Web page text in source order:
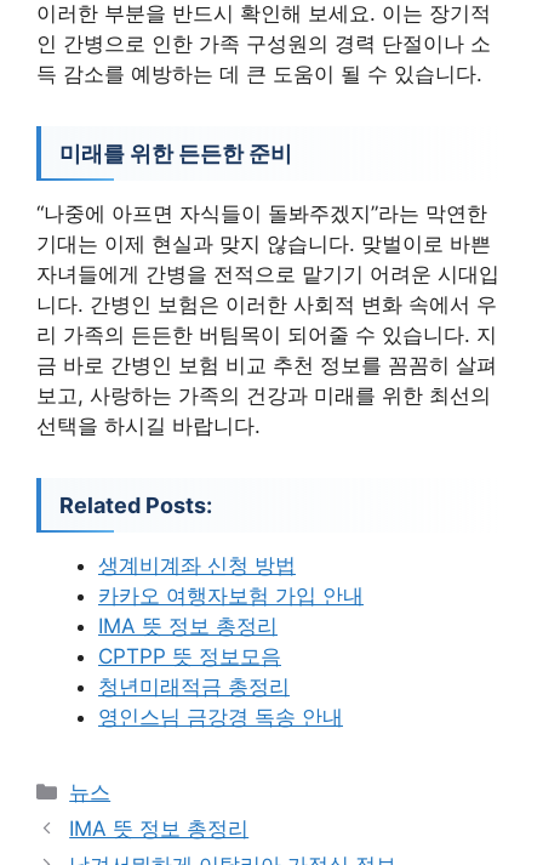
이러한 부분을 반드시 확인해 보세요. 이는 장기적
인 간병으로 인한 가족 구성원의 경력 단절이나 소
득 감소를 예방하는 데 큰 도움이 될 수 있습니다.
미래를 위한 든든한 준비
“나중에 아프면 자식들이 돌봐주겠지”라는 막연한
기대는 이제 현실과 맞지 않습니다. 맞벌이로 바쁜
자녀들에게 간병을 전적으로 맡기기 어려운 시대입
니다. 간병인 보험은 이러한 사회적 변화 속에서 우
리 가족의 든든한 버팀목이 되어줄 수 있습니다. 지
금 바로 간병인 보험 비교 추천 정보를 꼼꼼히 살펴
보고, 사랑하는 가족의 건강과 미래를 위한 최선의
선택을 하시길 바랍니다.
Related Posts:
생계비계좌 신청 방법
카카오 여행자보험 가입 안내
IMA 뜻 정보 총정리
CPTPP 뜻 정보모음
청년미래적금 총정리
영인스님 금강경 독송 안내
카
테
뉴스
IMA 뜻 정보 총정리